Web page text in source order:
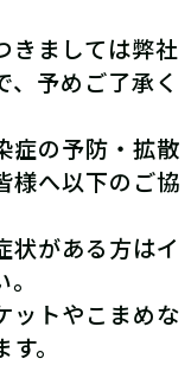
きましては弊社
予めご了承く
症の予防・拡散
様へ以下のご協
がある方はイ
ットやこまめな
。